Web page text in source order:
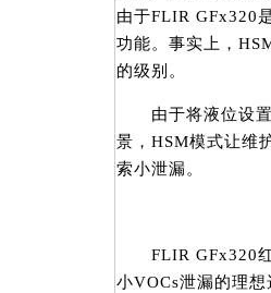
由于FLIR GFx320
功能。事实上，
的级别。
由于将液位设置
景，HSM模式让维
索小泄漏。
FLIR GFx320红
小VOCs泄漏的理